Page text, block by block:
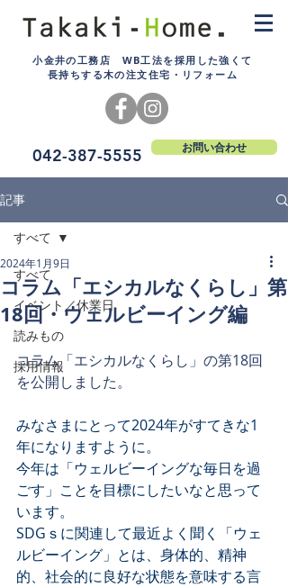
小金井の工務店 WB工法を採用した強くて
長持ちする木の注文住宅・リフォーム
042-387-5555 お問い合わせ
記事
すべて
イベント／休業日
読みもの
採用情報
すべて
コラム「エシカルなくらし」第
18回・ウェルビーイング編
2024年1月9日
コラム「エシカルなくらし」の第18回
を公開しました。
みなさまにとって2024年がすてきな1
年になりますように。
今年は「ウェルビーイングな毎日を過
ごす」ことを目標にしたいなと思って
います。
SDGｓに関連して最近よく聞く「ウェ
ルビーイング」とは、身体的、精神
的、社会的に良好な状態を意味する言